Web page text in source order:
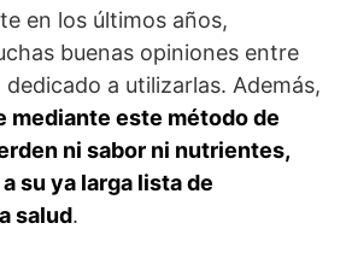
en los últimos años,
buenas opiniones entre
dedicado a utilizarlas. Además,
mediante este método de
ni sabor ni nutrientes,
su ya larga lista de
salud.